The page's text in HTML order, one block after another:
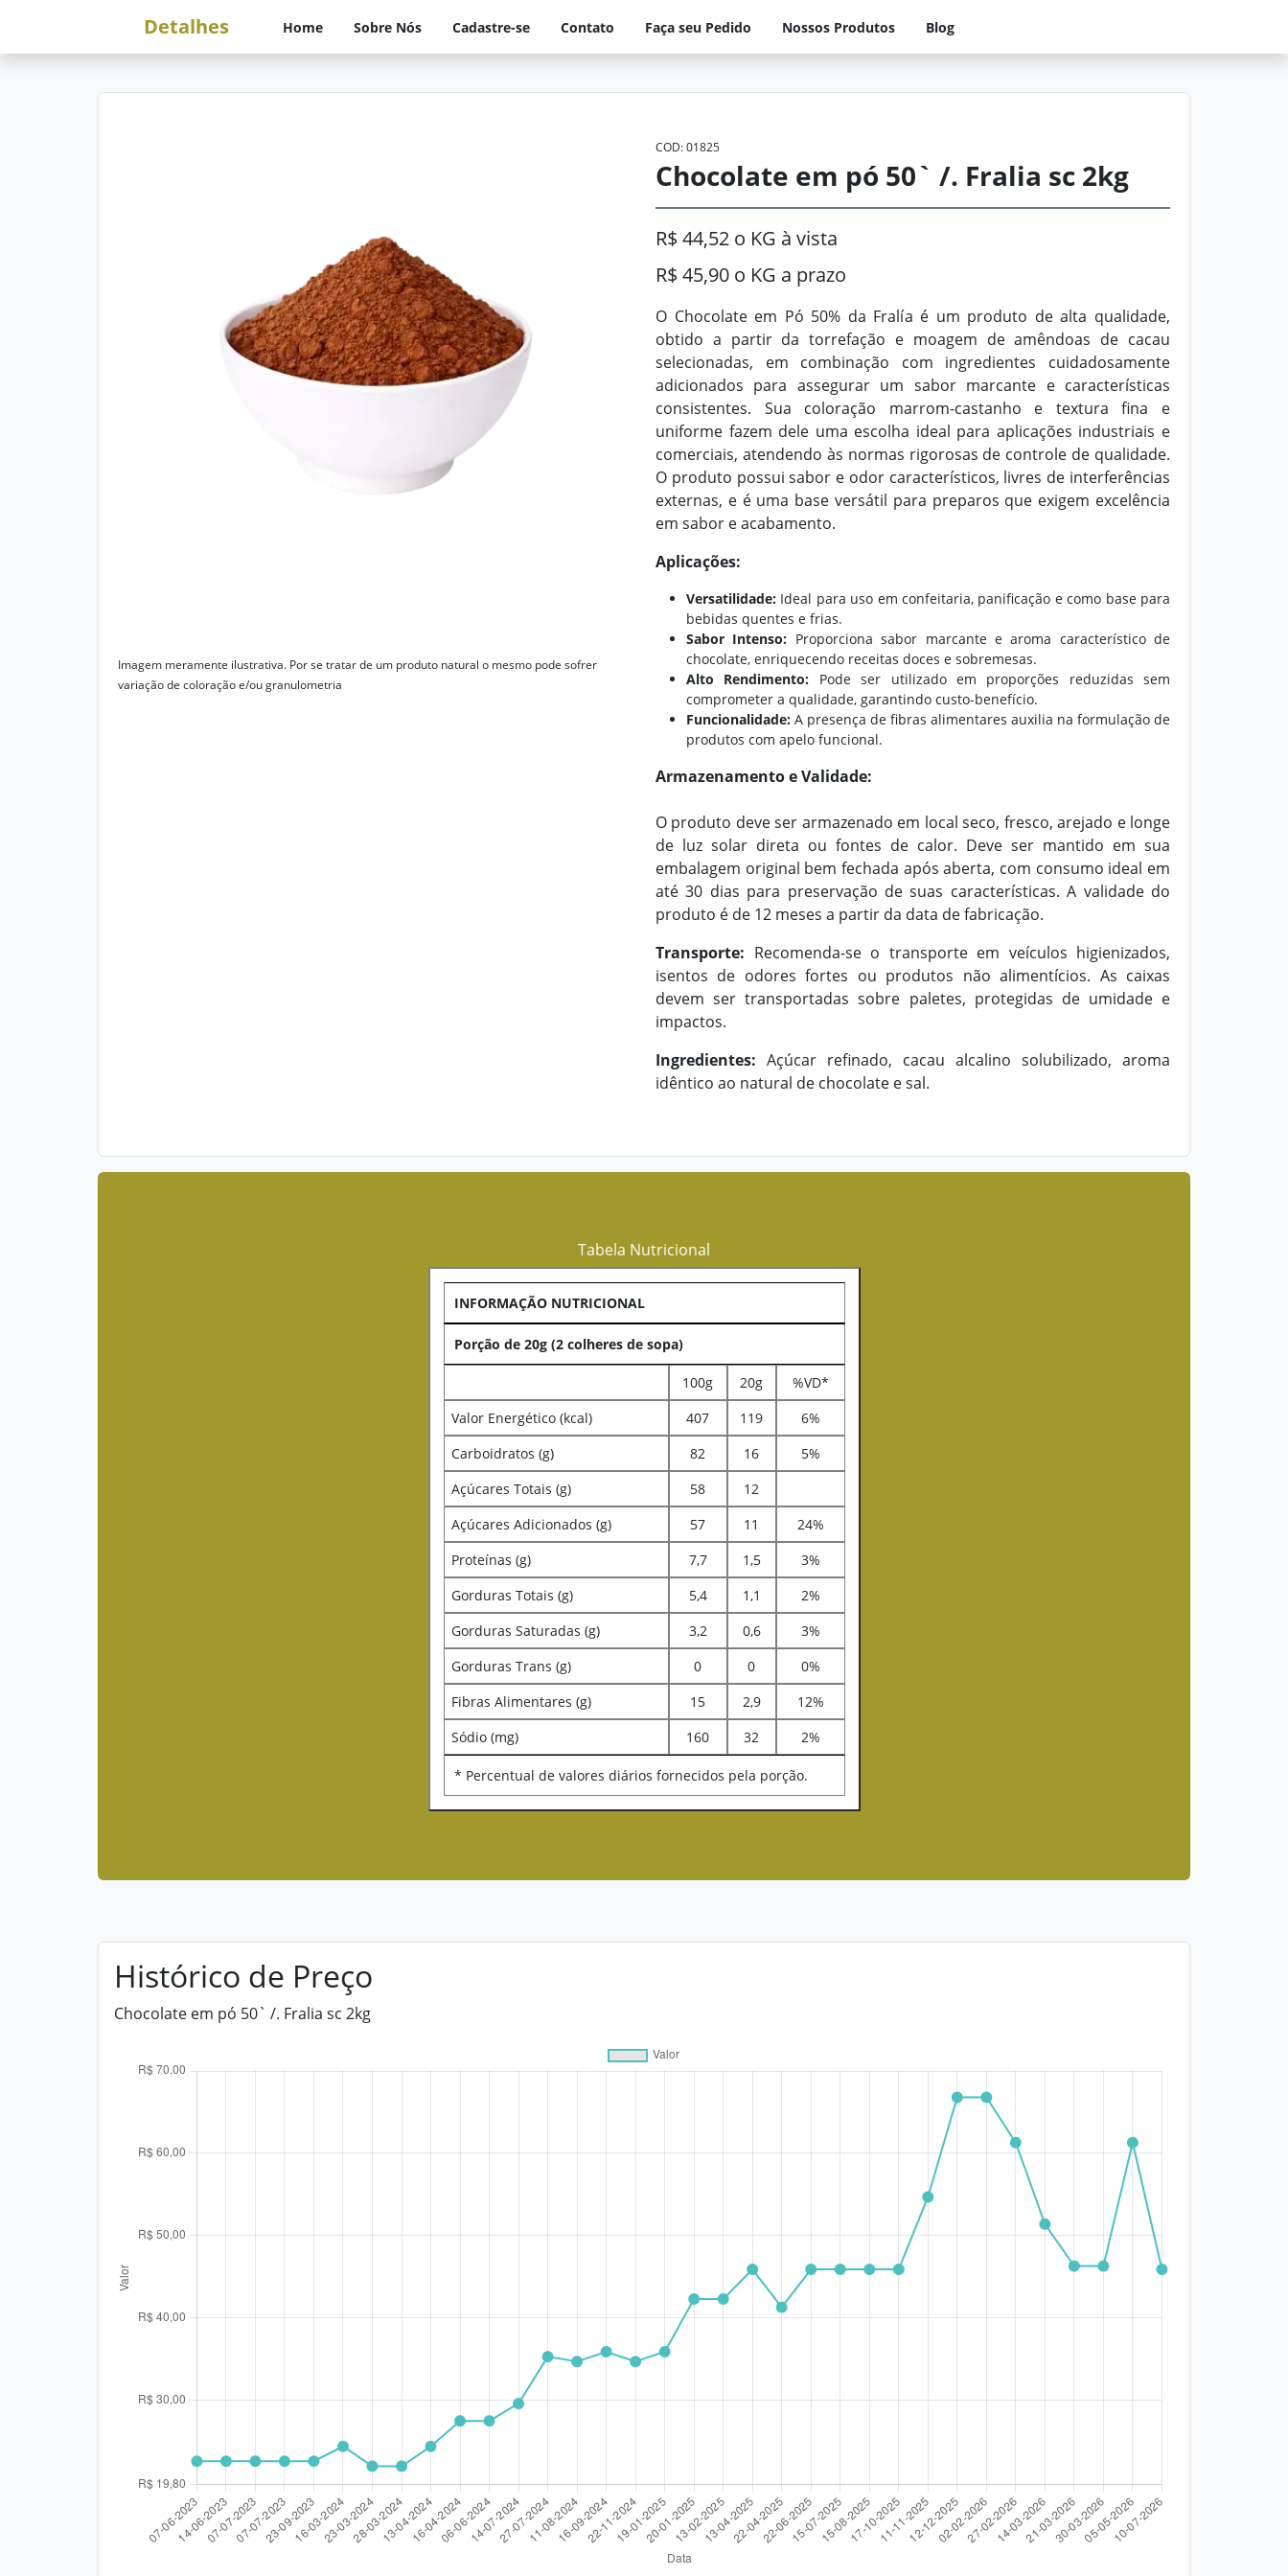
Detalhes Home Sobre Nós Cadastre-se Contato Faça seu Pedido Nossos Produtos Blog
Imagem meramente ilustrativa. Por se tratar de um produto natural o mesmo pode sofrer
variação de coloração e/ou granulometria
COD: 01825
Chocolate em pó 50` /. Fralia sc 2kg
R$ 44,52 o KG à vista
R$ 45,90 o KG a prazo
O Chocolate em Pó 50% da Fralía é um produto de alta qualidade,
obtido a partir da torrefação e moagem de amêndoas de cacau
selecionadas, em combinação com ingredientes cuidadosamente
adicionados para assegurar um sabor marcante e características
consistentes. Sua coloração marrom-castanho e textura fina e
uniforme fazem dele uma escolha ideal para aplicações industriais e
comerciais, atendendo às normas rigorosas de controle de qualidade.
O produto possui sabor e odor característicos, livres de interferências
externas, e é uma base versátil para preparos que exigem excelência
em sabor e acabamento.
Aplicações:
Versatilidade: Ideal para uso em confeitaria, panificação e como base para
bebidas quentes e frias.
Sabor Intenso: Proporciona sabor marcante e aroma característico de
chocolate, enriquecendo receitas doces e sobremesas.
Alto Rendimento: Pode ser utilizado em proporções reduzidas sem
comprometer a qualidade, garantindo custo-benefício.
Funcionalidade: A presença de fibras alimentares auxilia na formulação de
produtos com apelo funcional.
Armazenamento e Validade:
O produto deve ser armazenado em local seco, fresco, arejado e longe
de luz solar direta ou fontes de calor. Deve ser mantido em sua
embalagem original bem fechada após aberta, com consumo ideal em
até 30 dias para preservação de suas características. A validade do
produto é de 12 meses a partir da data de fabricação.
Transporte: Recomenda-se o transporte em veículos higienizados,
isentos de odores fortes ou produtos não alimentícios. As caixas
devem ser transportadas sobre paletes, protegidas de umidade e
impactos.
Ingredientes: Açúcar refinado, cacau alcalino solubilizado, aroma
idêntico ao natural de chocolate e sal.
Tabela Nutricional
INFORMAÇÃO NUTRICIONAL
Porção de 20g (2 colheres de sopa)
100g 20g
%VD*
Valor Energético (kcal)
407 119
6%
Carboidratos (g)
82 16
5%
Açúcares Totais (g)
58
12
Açúcares Adicionados (g)
57 11
24%
Proteínas (g)
7,7 1,5
3%
Gorduras Totais (g)
5,4 1,1
2%
Gorduras Saturadas (g)
3,2 0,6
3%
Gorduras Trans (g)
0 0
0%
Fibras Alimentares (g)
15 2,9
12%
Sódio (mg)
160 32 2%
* Percentual de valores diários fornecidos pela porção.
Histórico de Preço
Chocolate em pó 50` /. Fralia sc 2kg